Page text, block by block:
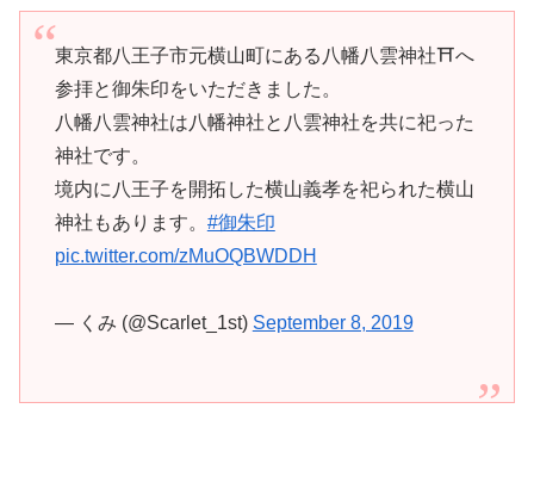
東京都八王子市元横山町にある八幡八雲神社⛩へ
参拝と御朱印をいただきました。
八幡八雲神社は八幡神社と八雲神社を共に祀った
神社です。
境内に八王子を開拓した横山義孝を祀られた横山
神社もあります。 #御朱印
pic.twitter.com/zMuOQBWDDH
— くみ (@Scarlet_1st) September 8, 2019